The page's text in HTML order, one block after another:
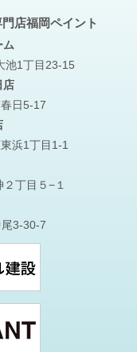
店福岡ペイント
ム
池1丁目23-15
店
日5-17
浜1丁目1-1
丁目５−１
3-30-7